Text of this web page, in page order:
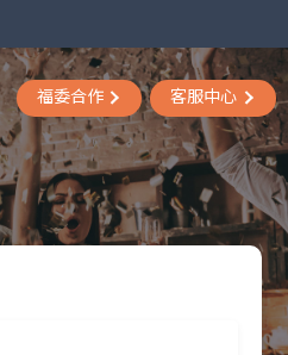
福委合作 客服中心